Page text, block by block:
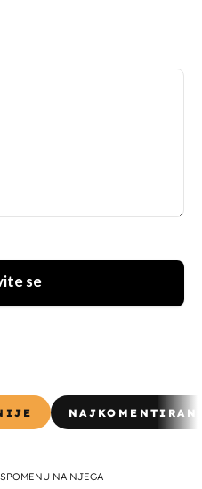
se
NA NJEGA